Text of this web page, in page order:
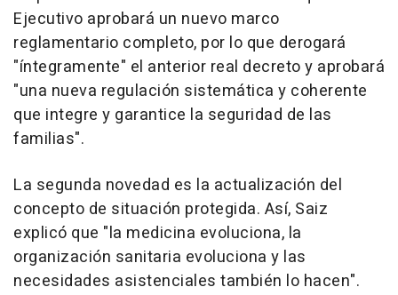
Ejecutivo aprobará un nuevo marco
reglamentario completo, por lo que derogará
"íntegramente" el anterior real decreto y aprobará
"una nueva regulación sistemática y coherente
que integre y garantice la seguridad de las
familias".
La segunda novedad es la actualización del
concepto de situación protegida. Así, Saiz
explicó que "la medicina evoluciona, la
organización sanitaria evoluciona y las
necesidades asistenciales también lo hacen".